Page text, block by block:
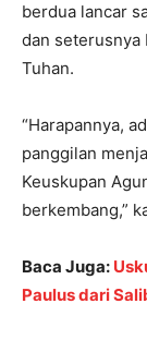
berdua lancar
dan seterusnya
Tuhan.
“Harapannya,
panggilan
Keuskupan
berkembang,”
Baca Juga:
Paulus dari